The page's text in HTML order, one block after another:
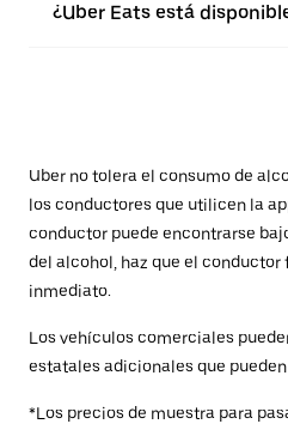
¿Uber Eats está
Uber no tolera el consumo de
los conductores que utilicen la
conductor puede encontrarse
del alcohol, haz que el conductor
inmediato.
Los vehículos comerciales
estatales adicionales que
*Los precios de muestra para